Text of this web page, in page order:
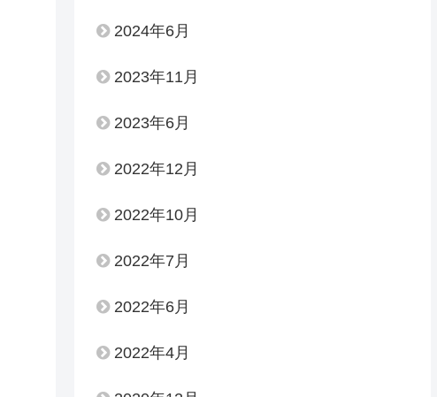
2024年6月
2023年11月
2023年6月
2022年12月
2022年10月
2022年7月
2022年6月
2022年4月